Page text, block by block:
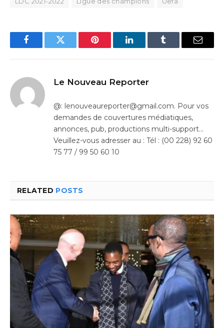
FacebookTwitter Pinterest LinkedInTumblr Email
Le Nouveau Reporter
@: lenouveaureporter@gmail.com. Pour vos
demandes de couvertures médiatiques,
annonces, pub, productions multi-support…
Veuillez-vous adresser au : Tél : (00 228) 92 60
75 77 / 99 50 60 10
RELATED POSTS